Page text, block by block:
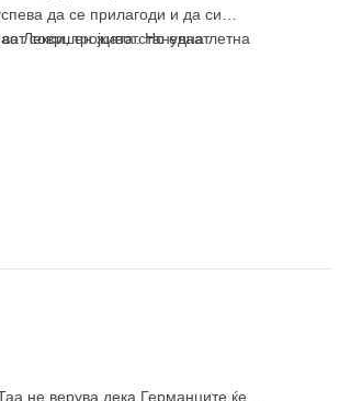
да се прилагоди и да си
Лекси, тројцата стануваат
совршен живот. Но една летна
не верува дека Германците ќе ја